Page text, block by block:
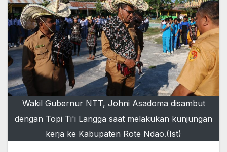
Wakil Gubernur NTT, Johni Asadoma disambut
dengan Topi Ti'i Langga saat melakukan kunjungan
kerja ke Kabupaten Rote Ndao.(Ist)